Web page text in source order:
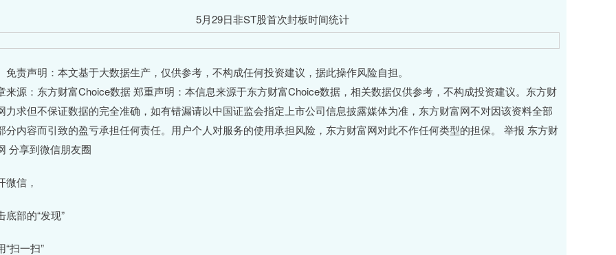
5月29日非ST股首次封板时间统计
责声明：本文基于大数据生产，仅供参考，不构成任何投资建议，据此操作风险自担。
来源：东方财富Choice数据 郑重声明：本信息来源于东方财富Choice数据，相关数据仅供参考，不构成投资建议。东方财
力求但不保证数据的完全准确，如有错漏请以中国证监会指定上市公司信息披露媒体为准，东方财富网不对因该资料全部
分内容而引致的盈亏承担任何责任。用户个人对服务的使用承担风险，东方财富网对此不作任何类型的担保。 举报 东方财
分享到微信朋友圈
微信，
底部的“发现”
“扫一扫”